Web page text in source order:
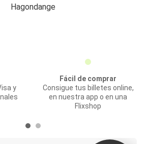
Hagondange
y
Fácil de comprar
Consigue tus billetes online,
en nuestra app o en una
Flixshop